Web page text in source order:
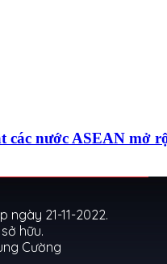
các nước ASEAN mở
ngày 21-11-2022.
hữu.
Cường